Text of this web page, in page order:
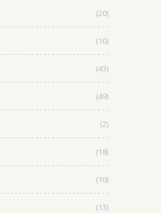
(20)
(10)
(43)
(49)
(2)
(18)
(10)
(13)